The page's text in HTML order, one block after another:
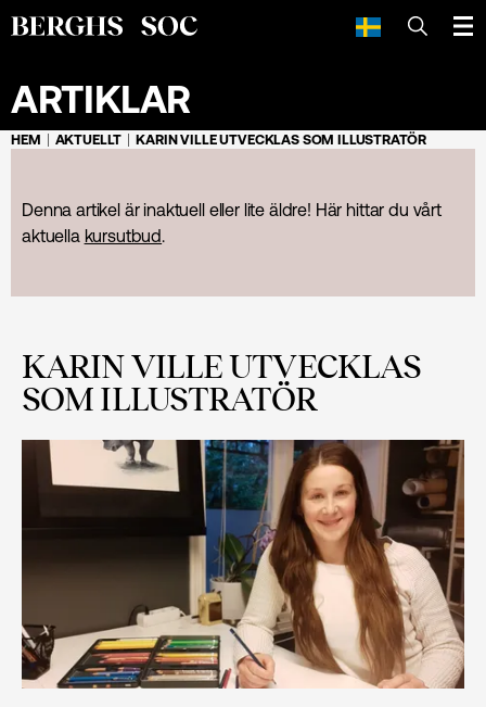
SÖK
ARTIKLAR
HEM AKTUELLT KARIN VILLE UTVECKLAS SOM ILLUSTRATÖR
Denna artikel är inaktuell eller lite äldre! Här hittar du vårt
aktuella kursutbud.
KARIN VILLE UTVECKLAS
SOM ILLUSTRATÖR